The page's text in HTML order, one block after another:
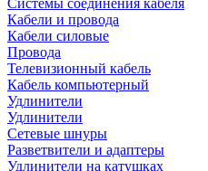
Системы соединения кабеля
Кабели и провода
Кабели силовые
Провода
Телевизионный кабель
Кабель компьютерный
Удлинители
Удлинители
Сетевые шнуры
Разветвители и адаптеры
Удлинители на катушках